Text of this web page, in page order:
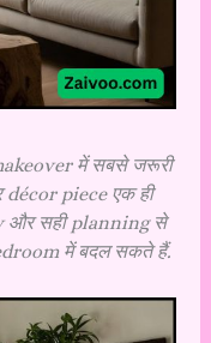
में सबसे जरूरी
piece एक ही
और सही planning से
में बदल सकते हैं.